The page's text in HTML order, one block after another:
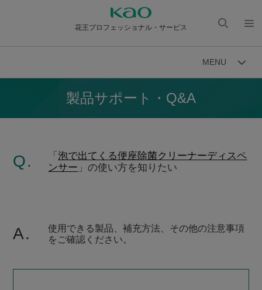
花王プロフェッショナル・サービス
く
MENU
製品サポート・Q&A
Q. 「泡で出てくる便座除菌クリーナーディスペ
ンサー 」の使い方を知りたい
A.
使用できる製品、補充方法、その他の注意事項
をご確認ください。